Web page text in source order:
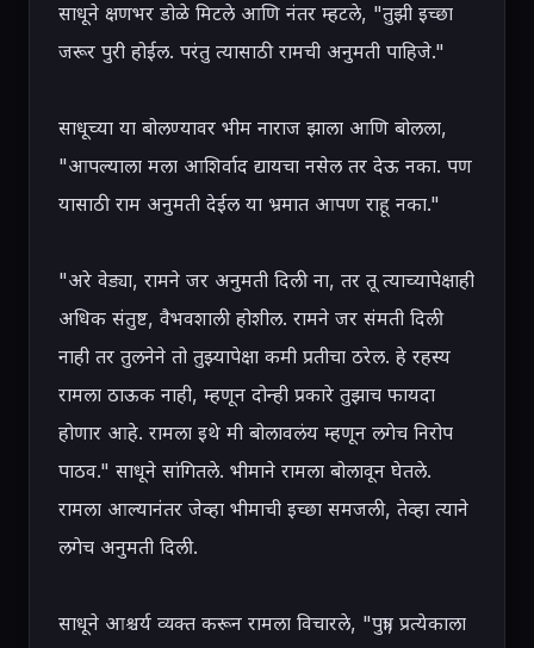
साधूने क्षणभर डोळे मिटले आणि नंतर म्हटले, "तुझी इच्छा
जरूर पुरी होईल. परंतु त्यासाठी रामची अनुमती पाहिजे."
साधूच्या या बोलण्यावर भीम नाराज झाला आणि बोलला,
"आपल्याला मला आशिर्वाद द्यायचा नसेल तर देऊ नका. पण
यासाठी राम अनुमती देईल या भ्रमात आपण राहू नका."
"अरे वेड्या, रामने जर अनुमती दिली ना, तर तू त्याच्यापेक्षाही
अधिक संतुष्ट, वैभवशाली होशील. रामने जर संमती दिली
नाही तर तुलनेने तो तुझ्यापेक्षा कमी प्रतीचा ठरेल. हे रहस्य
रामला ठाऊक नाही, म्हणून दोन्ही प्रकारे तुझाच फायदा
होणार आहे. रामला इथे मी बोलावलंय म्हणून लगेच निरोप
पाठव." साधूने सांगितले. भीमाने रामला बोलावून घेतले.
रामला आल्यानंतर जेव्हा भीमाची इच्छा समजली, तेव्हा त्याने
लगेच अनुमती दिली.
साधूने आश्चर्य व्यक्त करून रामला विचारले, "पुत्रा, प्रत्येकाला